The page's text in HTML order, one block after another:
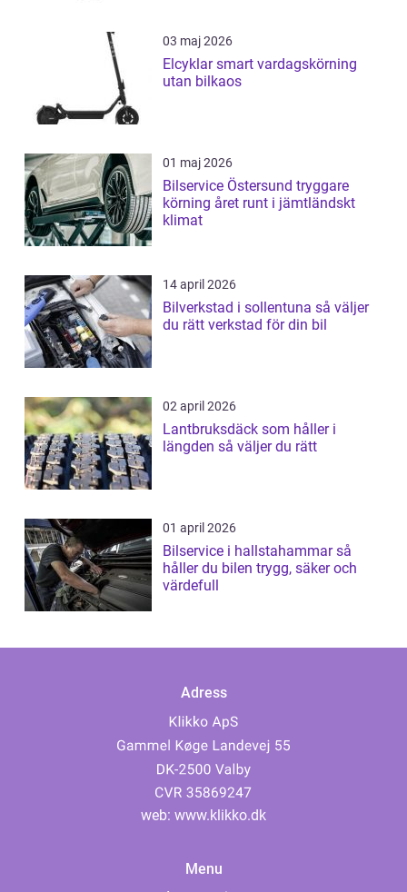
03 maj 2026
Elcyklar smart vardagskörning
utan bilkaos
01 maj 2026
Bilservice Östersund tryggare
körning året runt i jämtländskt
klimat
14 april 2026
Bilverkstad i sollentuna så väljer
du rätt verkstad för din bil
02 april 2026
Lantbruksdäck som håller i
längden så väljer du rätt
01 april 2026
Bilservice i hallstahammar så
håller du bilen trygg, säker och
värdefull
Adress
web: www.klikko.dk
Menu